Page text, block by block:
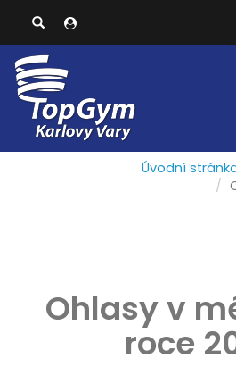
Úvodní
Ohlasy v
roce